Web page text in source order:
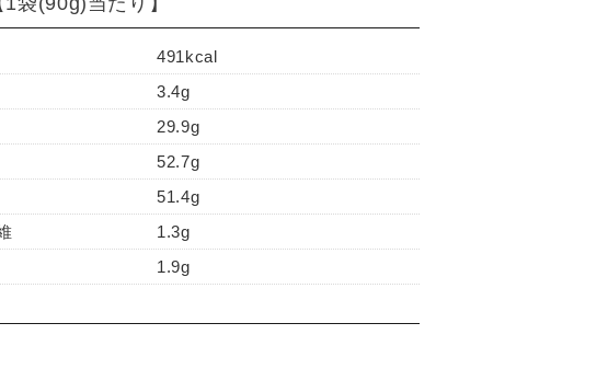
491kcal
3.4g
29.9g
52.7g
51.4g
1.3g
1.9g